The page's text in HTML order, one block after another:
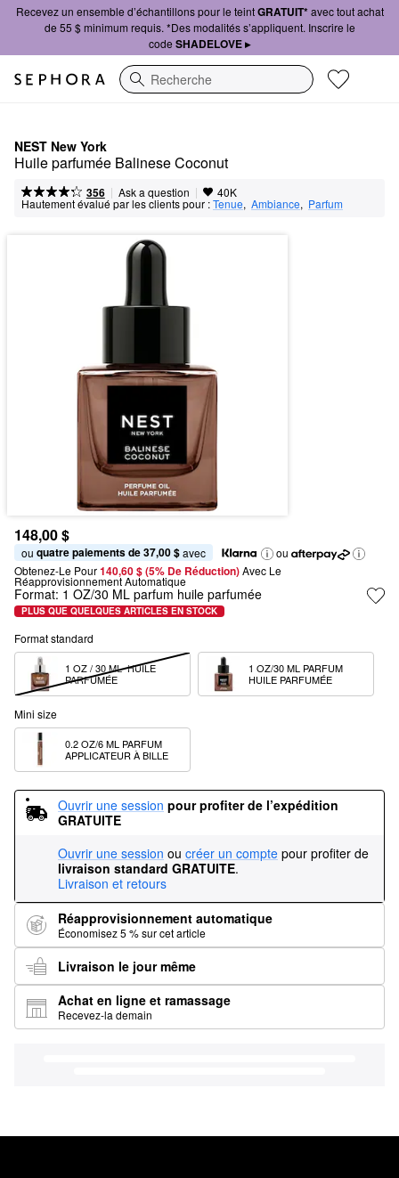
Recevez un ensemble d’échantillons pour le teintGRATUIT*avec tout achat
de 55 $ minimum requis. *Des modalités s’appliquent. Inscrire le
code SHADELOVE ▸
Recherche
NEST New York
Huile parfumée Balinese Coconut
356 | Ask a question | 40K
Hautement évalué par les clients pour :Tenue, Ambiance, Parfum
148,00 $
ou quatre paiements de 37,00 $ avec
ou
Obtenez-Le Pour140,60 $ (5% De Réduction) Avec Le
Réapprovisionnement Automatique
Format: 1 OZ/30 ML parfum huile parfumée
PLUS QUE QUELQUES ARTICLES EN STOCK
Format standard
1 OZ / 30 ML  HUILE
PARFUMÉE
1 OZ/30 ML PARFUM
HUILE PARFUMÉE
Mini size
0.2 OZ/6 ML PARFUM
APPLICATEUR À BILLE
Ouvrir une session pour profiter de l’expédition
GRATUITE
Ouvrir une session ou créer un compte pour profiter de
livraison standard GRATUITE.
Livraison et retours
Réapprovisionnement automatique
Économisez 5 % sur cet article
Livraison le jour même
Achat en ligne et ramassage
Recevez-la demain